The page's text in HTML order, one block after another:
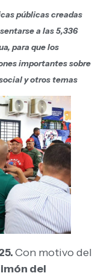
públicas creadas
a las 5,336
para que los
importantes sobre
y otros temas
Con motivo del
del